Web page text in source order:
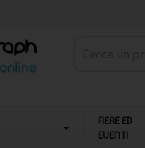
FIERE ED
EVENTI